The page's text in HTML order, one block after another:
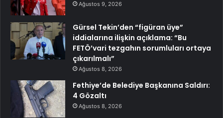
Ağustos 9, 2026
Gürsel Tekin’den “figüran üye”
iddialarına ilişkin açıklama: “Bu
FETÖ’vari tezgahın sorumluları ortaya
çıkarılmalı”
Ağustos 8, 2026
Fethiye’de Belediye Başkanına Saldırı:
4 Gözaltı
Ağustos 8, 2026